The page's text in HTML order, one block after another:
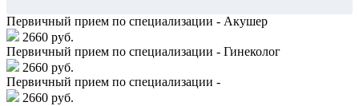
Первичный прием по специализации - Акушер
2660 руб.
Первичный прием по специализации - Гинеколог
2660 руб.
Первичный прием по специализации -
2660 руб.